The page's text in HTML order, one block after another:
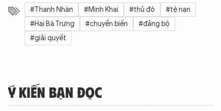
#Thanh Nhàn #Minh Khai #thủ đô
#tệ nạn
#Hai Bà Trưng
#chuyển biến
#đảng bộ
#giải quyết
Ý KIẾN BẠN ĐỌC